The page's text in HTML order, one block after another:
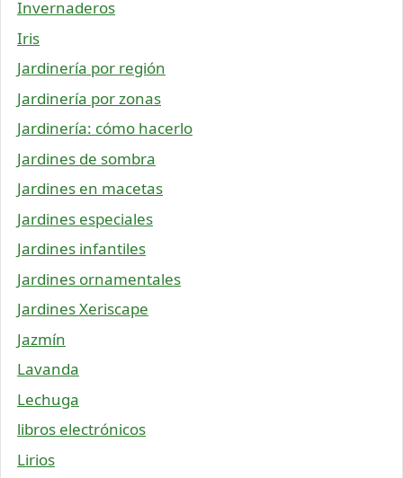
Invernaderos
Iris
Jardinería por región
Jardinería por zonas
Jardinería: cómo hacerlo
Jardines de sombra
Jardines en macetas
Jardines especiales
Jardines infantiles
Jardines ornamentales
Jardines Xeriscape
Jazmín
Lavanda
Lechuga
libros electrónicos
Lirios